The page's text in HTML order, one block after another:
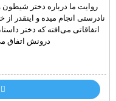
روایت ما درباره دختر
نادرستی انجام میده و اینقدر
اتفاقاتی می‌افته که دختر
درونش اتفاق